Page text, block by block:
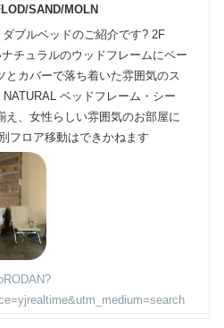
SAND/MOLN
ブルベッドのご紹介です? 2F
チュラルのウッドフレームにベー
とカバーで落ち着いた雰囲気のス
ベッドフレーム・シー
え、女性らしい雰囲気のお部屋に
フロア移動はできかねます